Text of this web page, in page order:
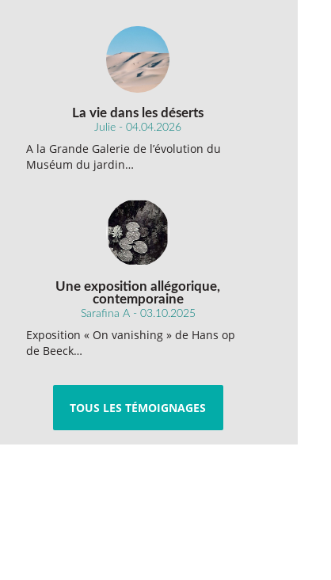
La vie dans les déserts
Julie - 04.04.2026
A la Grande Galerie de l’évolution du
Muséum du jardin…
Une exposition allégorique,
contemporaine
Sarafina A - 03.10.2025
Exposition « On vanishing » de Hans op
de Beeck…
TOUS LES TÉMOIGNAGES